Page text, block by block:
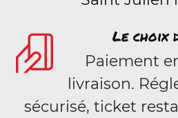
Le choix
Paiement
livraison.
sécurisé, ticket